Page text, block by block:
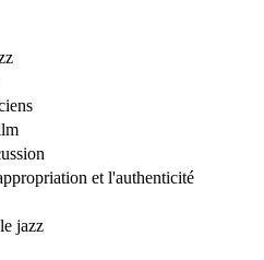
et l'authenticité
jazz